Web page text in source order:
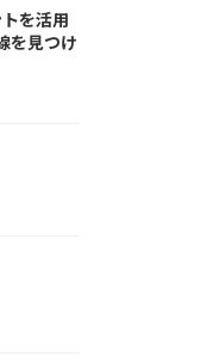
を活用
を見つけ